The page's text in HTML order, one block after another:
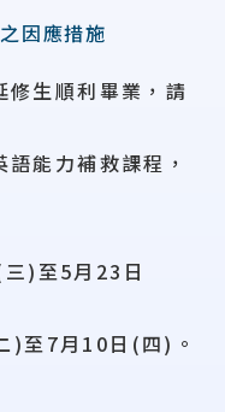
因應措施
生順利畢業，請
能力補救課程，
)至5月23日
7月10日(四)。